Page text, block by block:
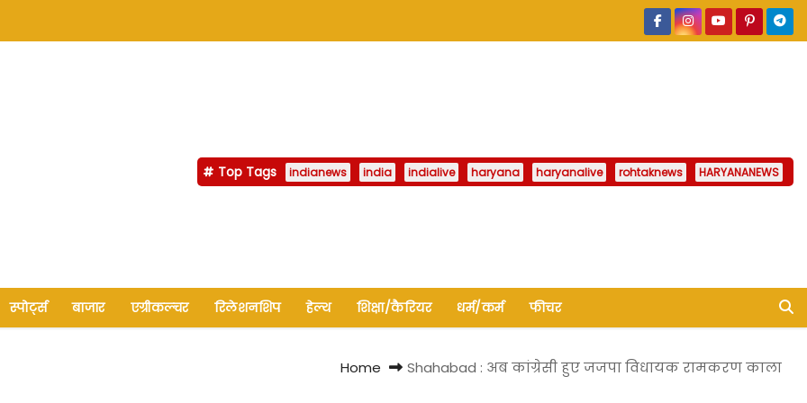
Top Tags indianews india indialive haryana haryanalive rohtaknews HARYANANEWS
स्पोर्ट्स बाजार एग्रीकल्चर रिलेशनशिप हेल्थ शिक्षा/कैरियर धर्म/कर्म फीचर
Home Shahabad : अब कांग्रेसी हुए जजपा विधायक रामकरण काला